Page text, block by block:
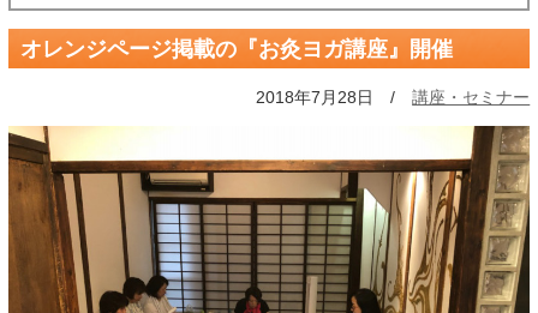
オレンジページ掲載の『お灸ヨガ講座』開催
2018年7月28日 /講座・セミナー